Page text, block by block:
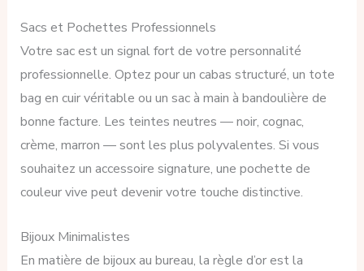
Sacs et Pochettes Professionnels
Votre sac est un signal fort de votre personnalité
professionnelle. Optez pour un cabas structuré, un tote
bag en cuir véritable ou un sac à main à bandoulière de
bonne facture. Les teintes neutres — noir, cognac,
crème, marron — sont les plus polyvalentes. Si vous
souhaitez un accessoire signature, une pochette de
couleur vive peut devenir votre touche distinctive.
Bijoux Minimalistes
En matière de bijoux au bureau, la règle d’or est la